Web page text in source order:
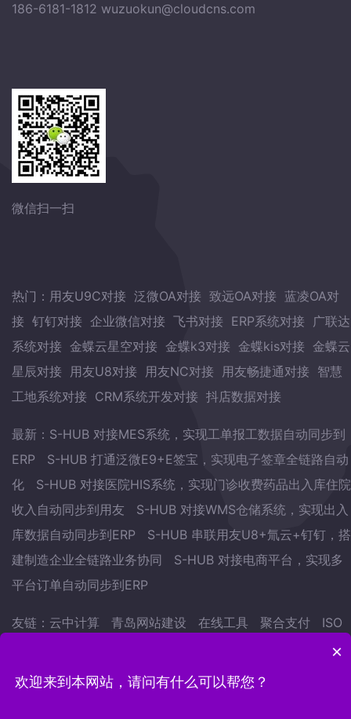
186-6181-1812 wuzuokun@cloudcns.com
微信扫一扫
热门： 用友U9C对接 泛微OA对接 致远OA对接 蓝凌OA对
接 钉钉对接 企业微信对接 飞书对接 ERP系统对接 广联达
系统对接 金蝶云星空对接 金蝶k3对接 金蝶kis对接 金蝶云
星辰对接 用友U8对接 用友NC对接 用友畅捷通对接 智慧
工地系统对接 CRM系统开发对接 抖店数据对接
最新： S-HUB 对接MES系统，实现工单报工数据自动同步到
ERP
S-HUB 打通泛微E9+E签宝，实现电子签章全链路自动
化
S-HUB 对接医院HIS系统，实现门诊收费药品出入库住院
收入自动同步到用友
S-HUB 对接WMS仓储系统，实现出入
库数据自动同步到ERP
S-HUB 串联用友U8+氚云+钉钉，搭
建制造企业全链路业务协同
S-HUB 对接电商平台，实现多
平台订单自动同步到ERP
友链： 云中计算 青岛网站建设 在线工具 聚合支付
ISO
地表水监测
站
×
欢迎来到本网站，请问有什么可以帮您？